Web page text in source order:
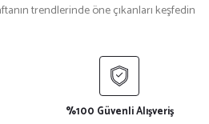
trendlerinde öne çıkanları keşfedin
Beyaz Kadın Güneş Gözlüğü
%100 Güvenli Alışveriş